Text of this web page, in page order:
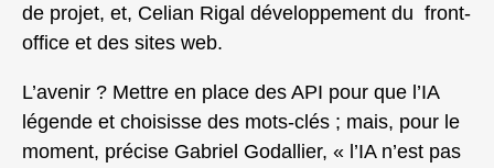
de projet, et, Celian Rigal développement du front-
office et des sites web.
L’avenir ? Mettre en place des API pour que l’IA
légende et choisisse des mots-clés ; mais, pour le
moment, précise Gabriel Godallier, « l’IA n’est pas